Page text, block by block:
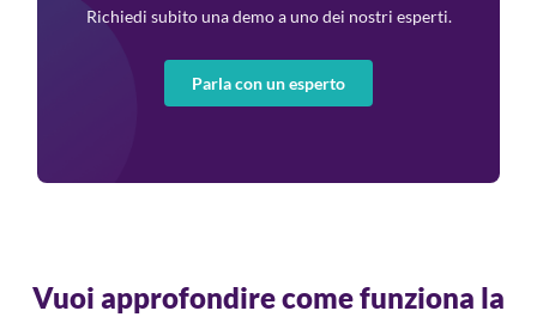
Richiedi subito una demo a uno dei nostri esperti.
Parla con un esperto
Vuoi approfondire come funziona la